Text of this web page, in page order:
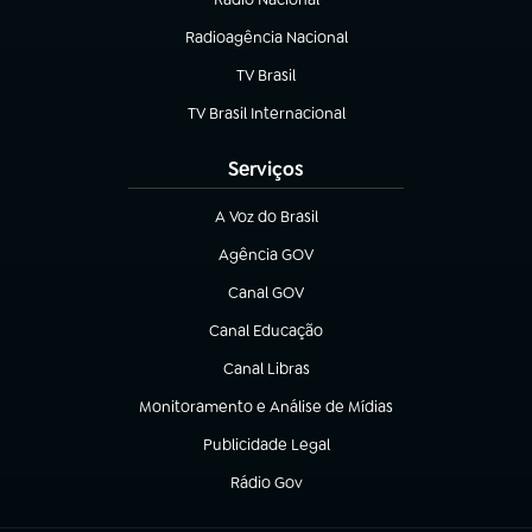
(abre em nova aba)
Radioagência Nacional
(abre em nova aba)
TV Brasil
(abre em nova aba)
TV Brasil Internacional
(abre em nova aba)
Serviços
A Voz do Brasil
(abre em nova aba)
Agência GOV
(abre em nova aba)
Canal GOV
(abre em nova aba)
Canal Educação
(abre em nova aba)
Canal Libras
(abre em nova aba)
Monitoramento e Análise de Mídias
(abre em nova aba)
Publicidade Legal
(abre em nova aba)
Rádio Gov
(abre em nova aba)